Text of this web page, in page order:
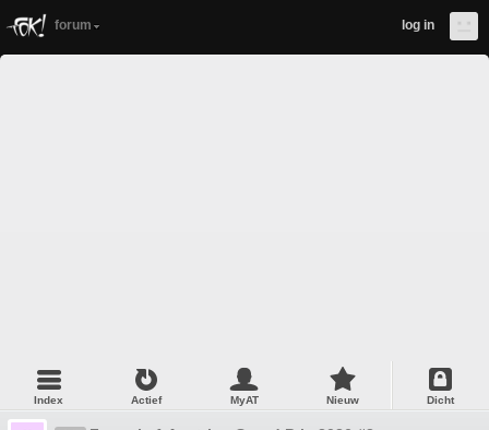
forum log in
Index Actief MyAT Nieuw Dicht